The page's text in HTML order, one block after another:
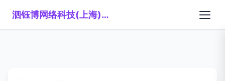
泗钰博网络科技(上海)有限公司